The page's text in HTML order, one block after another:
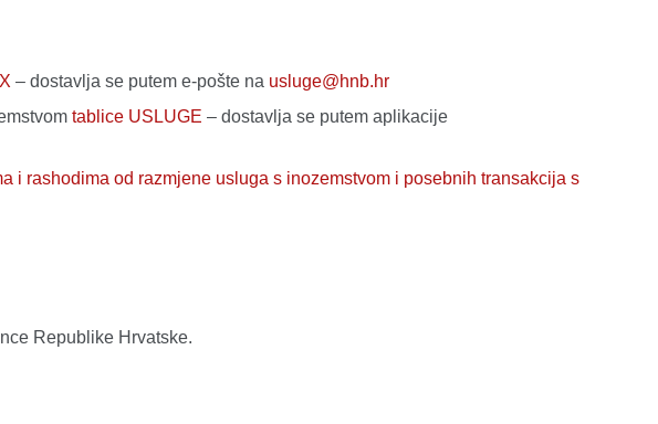
– dostavlja se putem e-pošte na usluge@hnb.hr
tablice USLUGE – dostavlja se putem aplikacije
i rashodima od razmjene usluga s inozemstvom i posebnih transakcija s
Republike Hrvatske.